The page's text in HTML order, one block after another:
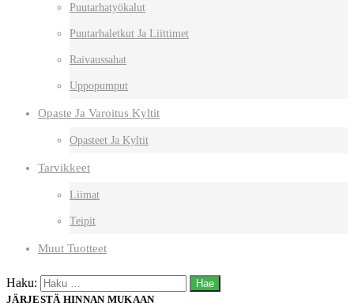
Puutarhatyökalut
Puutarhaletkut Ja Liittimet
Raivaussahat
Uppopumput
Opaste Ja Varoitus Kyltit
Opasteet Ja Kyltit
Tarvikkeet
Liimat
Teipit
Muut Tuotteet
Haku:
JÄRJESTÄ HINNAN MUKAAN